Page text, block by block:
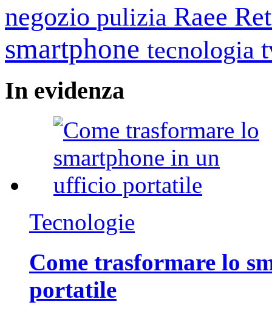
negozio pulizia Raee
smartphone tecnologia
In evidenza
Tecnologie
Come trasformare lo
portatile